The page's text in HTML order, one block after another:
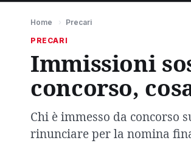
Home › Precari
PRECARI
Immissioni
concorso,
Chi è immesso da concorso
rinunciare per la nomina